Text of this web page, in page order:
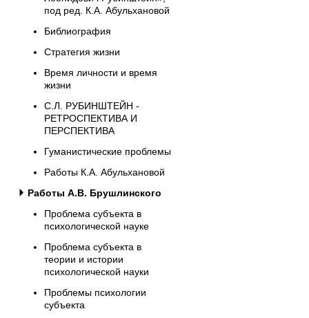
под ред. К.А. Абульхановой
Библиография
Стратегия жизни
Время личности и время
жизни
С.Л. РУБИНШТЕЙН -
РЕТРОСПЕКТИВА И
ПЕРСПЕКТИВА
Гуманистические проблемы
Работы К.А. Абульхановой
Работы А.В. Брушлинского
Проблема субъекта в
психологической науке
Проблема субъекта в
теории и истории
психологической науки
Проблемы психологии
субъекта